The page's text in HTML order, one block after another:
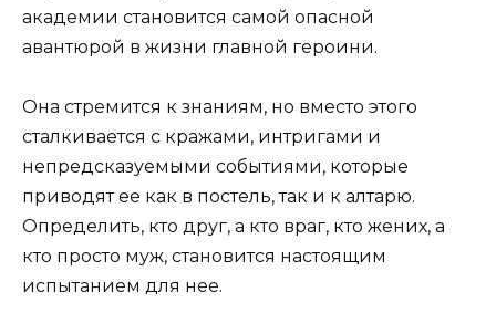
академии становится самой опасной
авантюрой в жизни главной героини.
Она стремится к знаниям, но вместо этого
сталкивается с кражами, интригами и
непредсказуемыми событиями, которые
приводят ее как в постель, так и к алтарю.
Определить, кто друг, а кто враг, кто жених, а
кто просто муж, становится настоящим
испытанием для нее.